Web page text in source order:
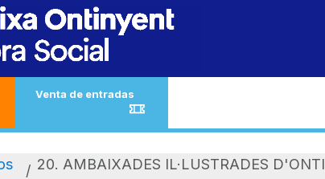
Venta de entradas
20. AMBAIXADES IL·LUSTRADES